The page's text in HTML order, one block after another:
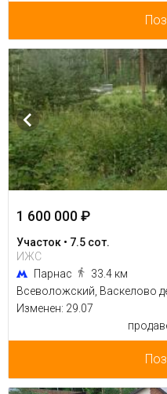
1 600 000 ₽
Участок • 7.5 сот.
ИЖС
Парнас
33.4 км
Всеволожский, Васкелово
Изменен: 29.07